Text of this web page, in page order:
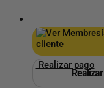
cliente
Realizar pago